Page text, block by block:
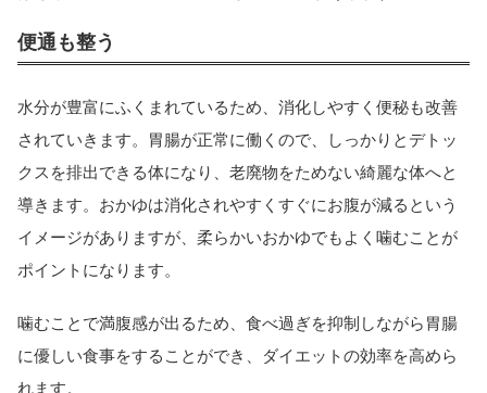
便通も整う
水分が豊富にふくまれているため、消化しやすく便秘も改善
されていきます。胃腸が正常に働くので、しっかりとデトッ
クスを排出できる体になり、老廃物をためない綺麗な体へと
導きます。おかゆは消化されやすくすぐにお腹が減るという
イメージがありますが、柔らかいおかゆでもよく噛むことが
ポイントになります。
噛むことで満腹感が出るため、食べ過ぎを抑制しながら胃腸
に優しい食事をすることができ、ダイエットの効率を高めら
れます。